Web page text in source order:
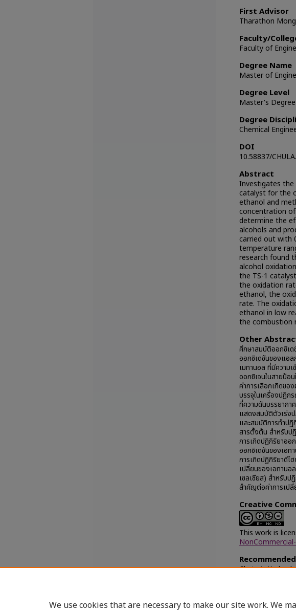
First Advisor
Tharathon
Faculty/
Faculty of
Degree Name
Master of
Degree Level
Master's Degree
Degree
Chemical
DOI
10.58837/
Abstract
Investigates the
catalyst for the
ethanol and
concentration
determine the
alcohols and
carried out with
temperature
research found
alcohol
the TS-1
the oxidation
ethanol, the
rate. The
ethanol in low
the combustion
Other
ศึกษาสมบัติออกซิเด
ออกซิเดชันของแอ
เมทานอล ที่มีความ
ออกซิเจนในสายป้อ
ค่าการเลือกเกิดข
บรรจุในเครื่องปฏิก
ที่ความดันบรรยากา
แสดงสมบัติตัวเร่ง
และสมบัติการทำปฏิ
สารตั้งต้น สำหรับป
การเกิดปฏิกิริยาออ
ออกซิเดชันของเอท
การเกิดปฏิกิริยาดีไ
เปลี่ยนของเอทาน
เซลเซียส) สำหรับป
สำคัญต่อค่าการเป
Creative
This work is
Chairat,
We use cookies that are necessary to make our site work. We